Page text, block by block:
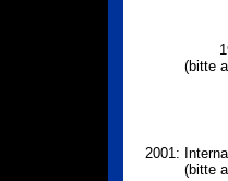
(bitte
2001:
(bitte